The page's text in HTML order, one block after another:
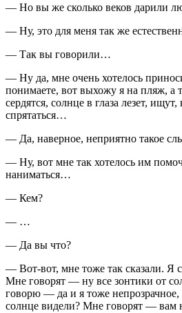
— Но вы же сколько веков дарили
— Ну, это для меня так же
— Так вы говорили…
— Ну да, мне очень хотелось
понимаете, вот выхожу я на пляж, а
сердятся, солнце в глаза лезет, ищут,
спрятаться…
— Да, наверное, неприятно такое
— Ну, вот мне так хотелось им
наниматься…
— Кем?
— …
— Да вы что?
— Вот-вот, мне тоже так сказали. Я
Мне говорят — ну все зонтики от
говорю — да и я тоже непрозрачное,
солнце видели? Мне говорят — вам